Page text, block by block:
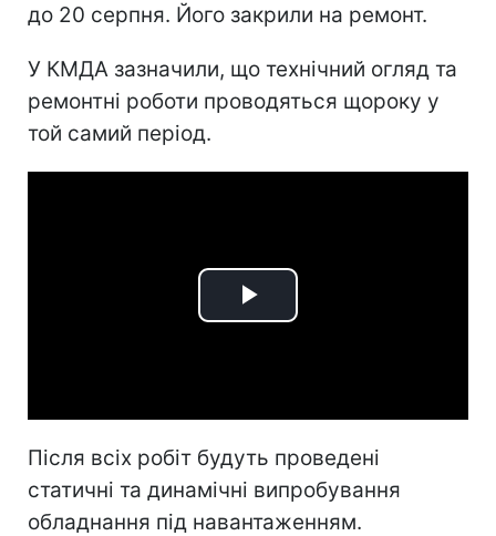
до 20 серпня. Його закрили на ремонт.
У КМДА зазначили, що технічний огляд та
ремонтні роботи проводяться щороку у
той самий період.
Play
Після всіх робіт будуть проведені
статичні та динамічні випробування
обладнання під навантаженням.